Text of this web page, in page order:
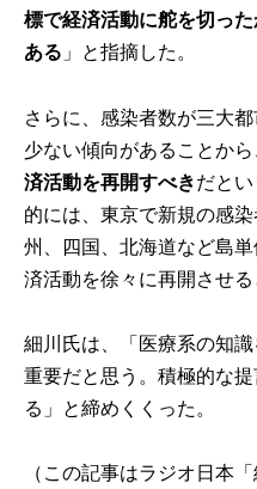
標で経済活動に舵を切っ
ある 」と指摘した。
さらに、感染者数が三大
少ない傾向があることか
済活動を再開すべきだと
的には、東京で新規の感
州、四国、北海道など島
済活動を徐々に再開させる
細川氏は、「医療系の知
重要だと思う。積極的な
る」と締めくくった。
（この記事はラジオ日本